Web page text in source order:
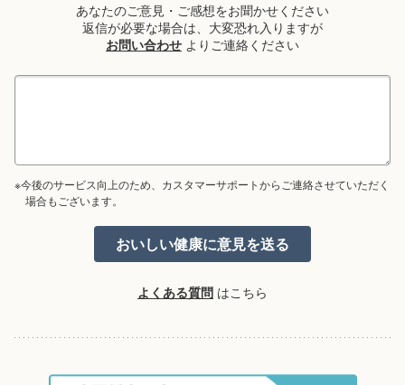
あなたのご意見・ご感想をお聞かせください
返信が必要な場合は、大変恐れ入りますが
お問い合わせ よりご連絡ください
※今後のサービス向上のため、カスタマーサポートからご連絡させていただく
場合もございます。
よくある質問 はこちら